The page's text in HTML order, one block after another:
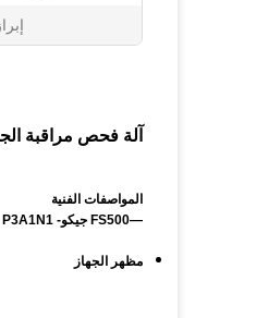
آلة فحص مراقبة
المواصفات الفنية
—FS500 جيكو- P3A1N1
مظهر الجهاز